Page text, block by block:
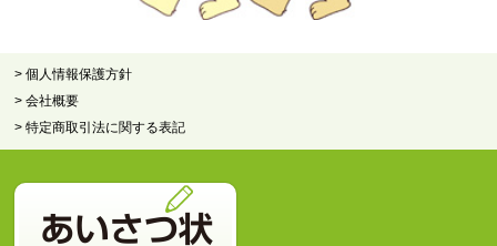
> 個人情報保護方針
> 会社概要
> 特定商取引法に関する表記